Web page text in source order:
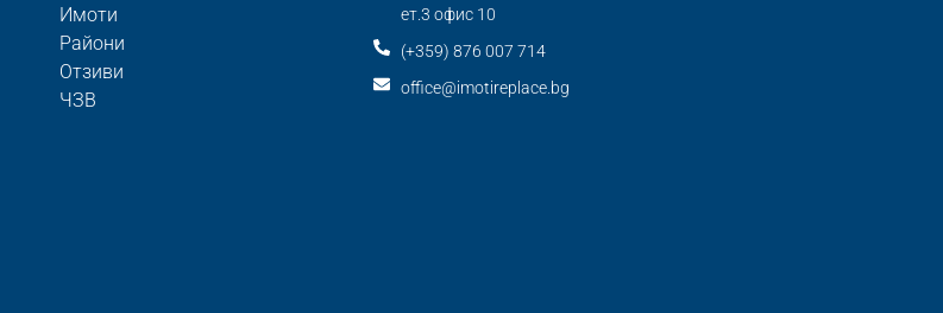
Имоти
Райони
Отзиви
ЧЗВ
ет.3 офис 10
(+359) 876 007 714
office@imotireplace.bg